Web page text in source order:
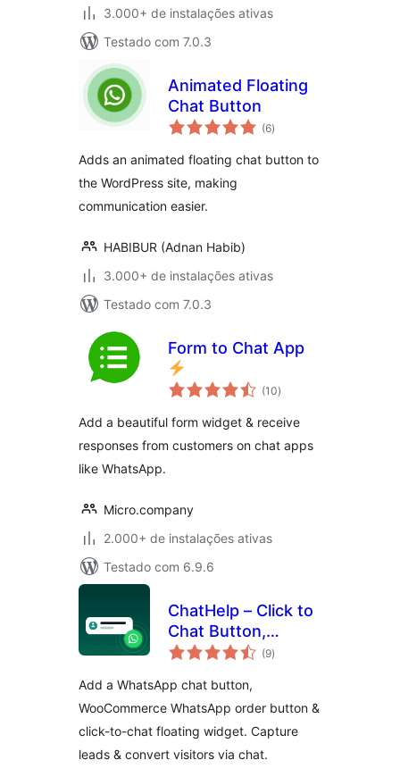
3.000+ de instalações ativas
Testado com 7.0.3
Animated Floating
Chat Button
(6total
de
)
Adds an animated floating chat button to
the WordPress site, making
communication easier.
HABIBUR (Adnan Habib)
3.000+ de instalações ativas
Testado com 7.0.3
Form to Chat App
(10total
de
)
Add a beautiful form widget & receive
responses from customers on chat apps
like WhatsApp.
Micro.company
2.000+ de instalações ativas
Testado com 6.9.6
ChatHelp – Click to
Chat Button,
WooCommerce
Floating Chat Form
(9total
de
)
Add a WhatsApp chat button,
WooCommerce WhatsApp order button &
click-to-chat floating widget. Capture
leads & convert visitors via chat.